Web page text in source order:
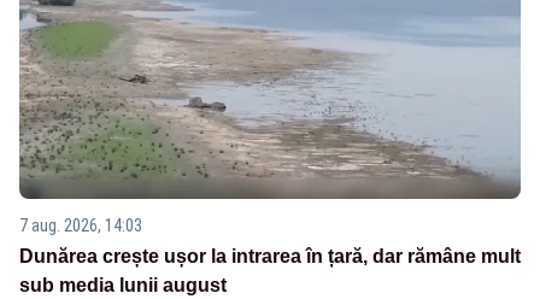
7 aug. 2026, 14:03
Dunărea crește ușor la intrarea în țară, dar rămâne mult
sub media lunii august